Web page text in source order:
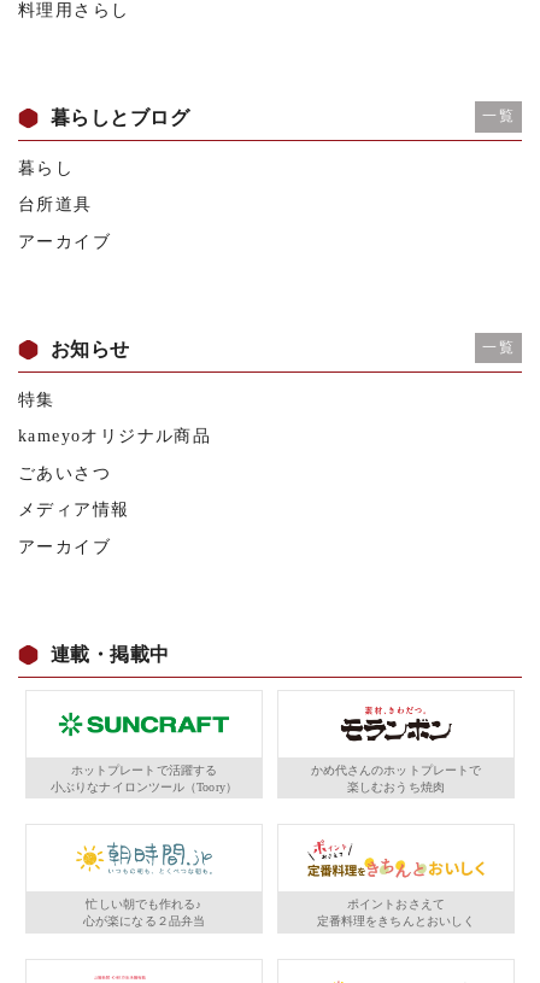
料理用さらし
暮らしとブログ 一覧
暮らし
台所道具
アーカイブ
お知らせ 一覧
特集
kameyoオリジナル商品
ごあいさつ
メディア情報
アーカイブ
連載・掲載中
ホットプレートで活躍する
小ぶりなナイロンツール（Toory）
かめ代さんのホットプレートで
楽しむおうち焼肉
忙しい朝でも作れる♪
心が楽になる２品弁当
ポイントおさえて
定番料理をきちんとおいしく